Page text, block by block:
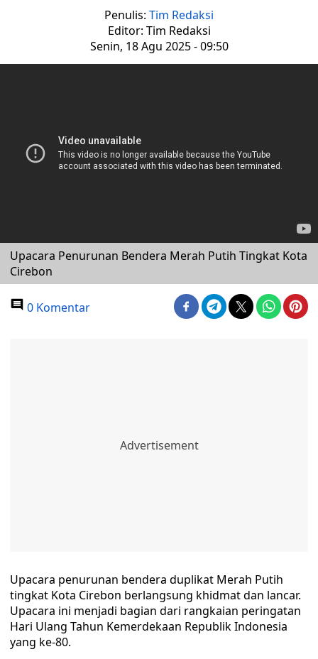
Penulis: Tim Redaksi
Editor: Tim Redaksi
Senin, 18 Agu 2025 - 09:50
Upacara Penurunan Bendera Merah Putih Tingkat Kota
Cirebon
0 Komentar
Upacara penurunan bendera duplikat Merah Putih
tingkat Kota Cirebon berlangsung khidmat dan lancar.
Upacara ini menjadi bagian dari rangkaian peringatan
Hari Ulang Tahun Kemerdekaan Republik Indonesia
yang ke-80.